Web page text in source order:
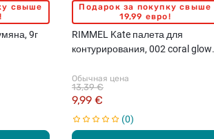
свыше
9г
Подарок за покупку свыше
19,99 евро!
RIMMEL Kate палета для
контурирования, 002 coral glow,
Обычная цена
9,99 €
13,39 €
0